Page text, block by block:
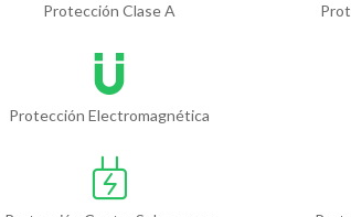
Protección Clase A
Protección Electromagnética